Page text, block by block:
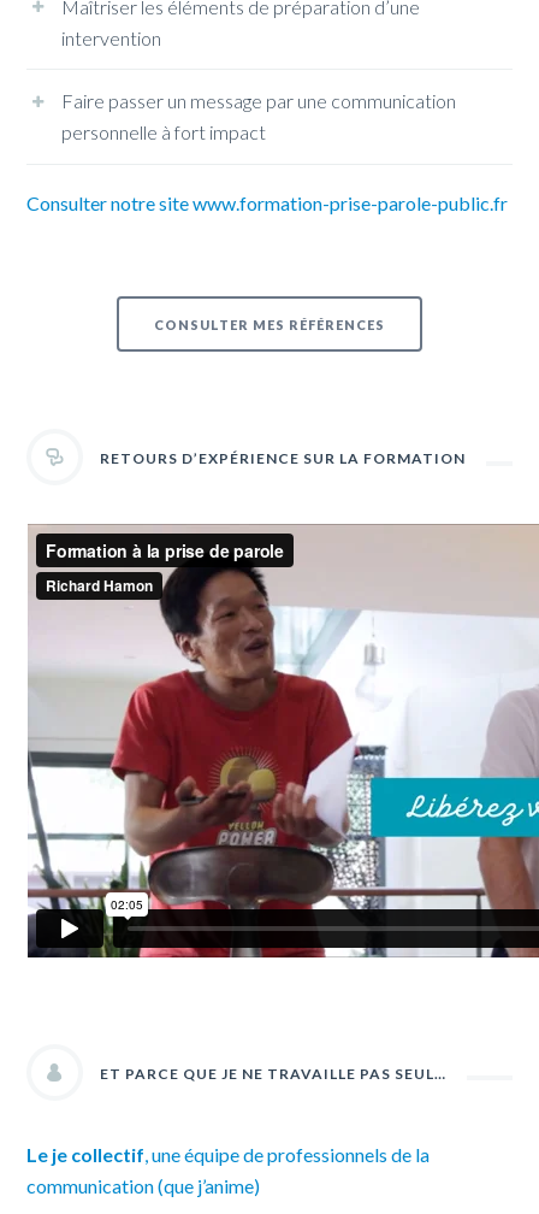
Maîtriser les éléments de préparation d’une
intervention
Faire passer un message par une communication
personnelle à fort impact
Consulter notre site www.formation-prise-parole-public.fr
CONSULTER MES RÉFÉRENCES
RETOURS D’EXPÉRIENCE SUR LA FORMATION
ET PARCE QUE JE NE TRAVAILLE PAS SEUL…
Le je collectif , une équipe de professionnels de la
communication (que j’anime)